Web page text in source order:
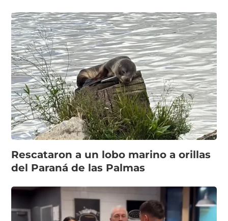
Rescataron a un lobo marino a orillas
del Paraná de las Palmas